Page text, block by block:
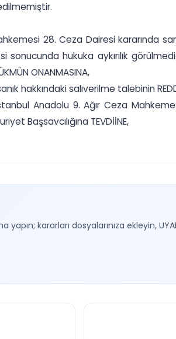
28. Ceza Dairesi kararında
sonucunda hukuka aykırılık
ONANMASINA,
hakkındaki salıverilme talebinin
Anadolu 9. Ağır Ceza
Başsavcılığına TEVDİİNE,
kararları dosyalarınıza ekleyin,